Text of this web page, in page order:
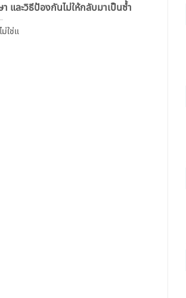
า และวิธีป้องกันไม่ให้กลับมาเป็นซ้ำ
ใช่แ